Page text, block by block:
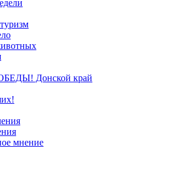
Донской край
мнение